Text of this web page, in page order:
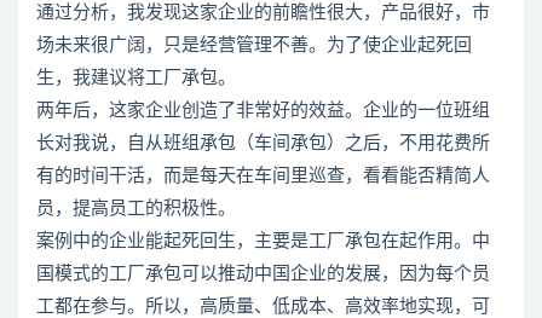
通过分析，我发现这家企业的前瞻性很大，产品很好，市
场未来很广阔，只是经营管理不善。为了使企业起死回
生，我建议将工厂承包。
两年后，这家企业创造了非常好的效益。企业的一位班组
长对我说，自从班组承包（车间承包）之后，不用花费所
有的时间干活，而是每天在车间里巡查，看看能否精简人
员，提高员工的积极性。
案例中的企业能起死回生，主要是工厂承包在起作用。中
国模式的工厂承包可以推动中国企业的发展，因为每个员
工都在参与。所以，高质量、低成本、高效率地实现，可